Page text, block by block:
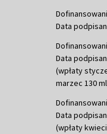
Data
Data
(wpłaty
marzec 130
Data
(wpłaty